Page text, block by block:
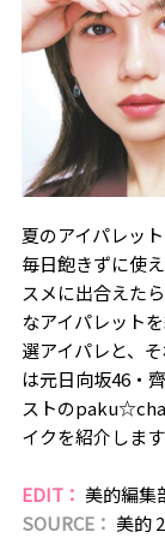
夏のアイパレッ
毎日飽きずに使
スメに出合えた
なアイパレット
選アイパレと、
は元日向坂46・
ストの
イクを紹介します
EDIT： 美的編集
SOURCE： 美的